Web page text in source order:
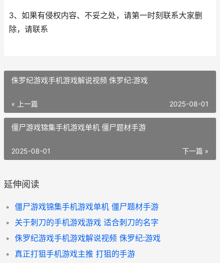
3、如果有侵权内容、不妥之处，请第一时刻联系大家删
除，请联系
侏罗纪游戏手机游戏解说视频 侏罗纪:游戏
« 上一篇 2025-08-01
僵尸游戏锦集手机游戏单机 僵尸题材手游
下一篇 »
2025-08-01
延伸阅读
僵尸游戏锦集手机游戏单机 僵尸题材手游
关于刺刀的手机游戏游戏 适合刺刀的名字
侏罗纪游戏手机游戏解说视频 侏罗纪:游戏
真正打狙手机游戏主推 打狙的手游